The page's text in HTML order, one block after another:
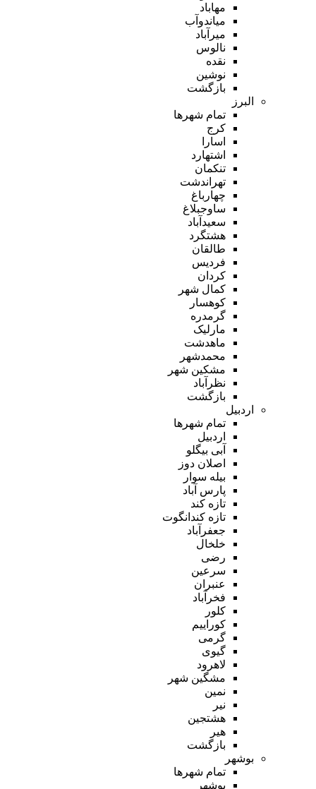
مهاباد
میاندوآب
میرآباد
نالوس
نقده
نوشین
بازگشت
البرز
تمام شهر‌ها
کرج
اسارا
اشتهارد
تنکمان
تهراندشت
چهارباغ
ساوجبلاغ
سعیدآباد
هشتگرد
طالقان
فردیس
کردان
کمال شهر
کوهسار
گرمدره
مارلیک
ماهدشت
محمدشهر
مشکین شهر
نظرآباد
بازگشت
اردبیل
تمام شهر‌ها
اردبیل
آبی بیگلو
اصلان دوز
بیله سوار
پارس آباد
تازه کند
تازه کندانگوت
جعفرآباد
خلخال
رضی
سرعین
عنبران
فخرآباد
کلور
کوراییم
گرمی
گیوی
لاهرود
مشگین شهر
نمین
نیر
هشتجین
هیر
بازگشت
بوشهر
تمام شهر‌ها
بوشهر